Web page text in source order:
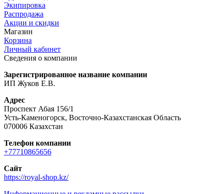
Экипировка
Распродажа
Акции и скидки
Магазин
Корзина
Личный кабинет
Сведения о компании
Зарегистрированное название компании
ИП Жуков Е.В.
Адрес
Проспект Абая 156/1
Усть-Каменогорск, Восточно-Казахстанская Область
070006 Казахстан
Телефон компании
+77710865656
Сайт
https://royal-shop.kz/